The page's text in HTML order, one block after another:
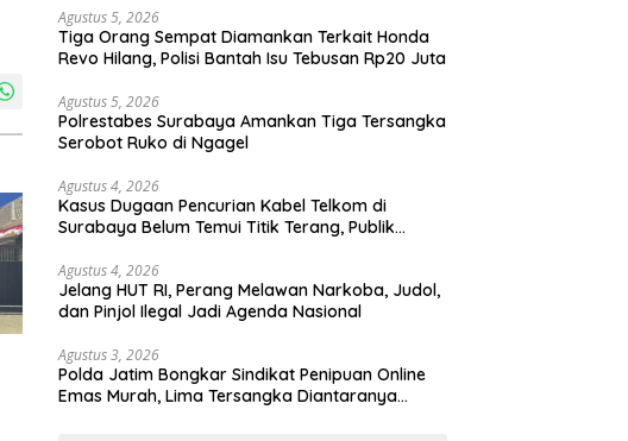
Agustus 5, 2026
Tiga Orang Sempat Diamankan Terkait Honda
Revo Hilang, Polisi Bantah Isu Tebusan Rp20 Juta
Agustus 5, 2026
Polrestabes Surabaya Amankan Tiga Tersangka
Serobot Ruko di Ngagel
Agustus 4, 2026
Kasus Dugaan Pencurian Kabel Telkom di
Surabaya Belum Temui Titik Terang, Publik
Agustus 4, 2026
Jelang HUT RI, Perang Melawan Narkoba, Judol,
dan Pinjol Ilegal Jadi Agenda Nasional
Agustus 3, 2026
Polda Jatim Bongkar Sindikat Penipuan Online
Emas Murah, Lima Tersangka Diantaranya